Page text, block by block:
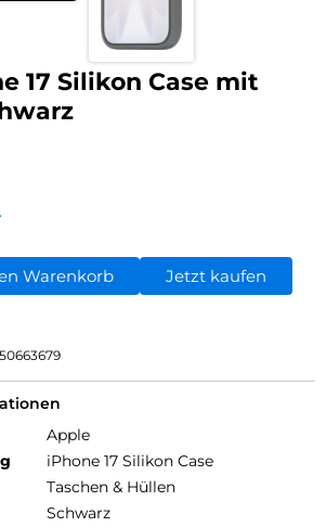
17 Silikon Case mit
Warenkorb Jetzt kaufen
Apple
iPhone 17 Silikon Case
Taschen & Hüllen
Schwarz